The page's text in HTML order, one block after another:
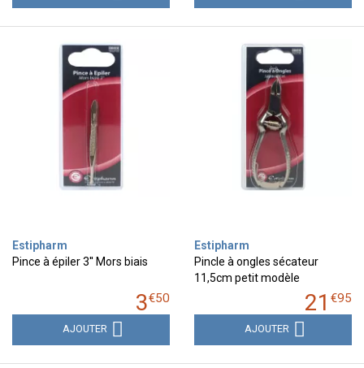
Estipharm
Pince à épiler 3'' Mors biais
3€50
AJOUTER
Estipharm
Pincle à ongles sécateur
11,5cm petit modèle
21 €95
AJOUTER